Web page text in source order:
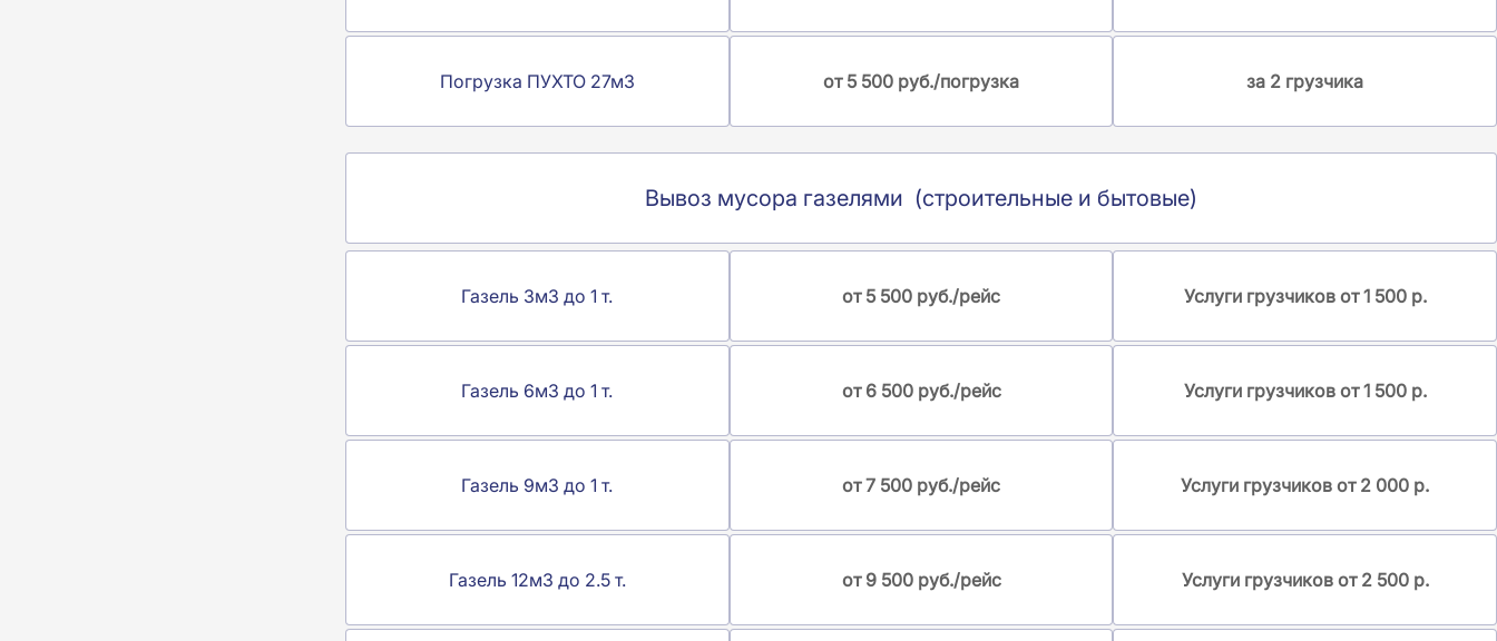
Погрузка ПУХТО 27м3 от 5 500 руб./погрузка за 2 грузчика
Вывоз мусора газелями (строительные и бытовые)
Газель 3м3 до 1 т.
Газель 6м3 до 1 т.
Газель 9м3 до 1 т.
Газель 12м3 до 2.5 т.
от 5 500 руб./рейс
от 6 500 руб./рейс
от 7 500 руб./рейс
от 9 500 руб./рейс
Услуги грузчиков от 1 500 р.
Услуги грузчиков от 1 500 р.
Услуги грузчиков от 2 000 р.
Услуги грузчиков от 2 500 р.